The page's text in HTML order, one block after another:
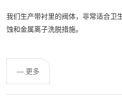
我们生产带衬里的阀体，非常适合卫
蚀和金属离子洗脱措施。
— 更多